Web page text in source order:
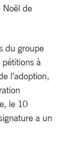
Noël de
du groupe
à
l’adoption,
le 10
a un